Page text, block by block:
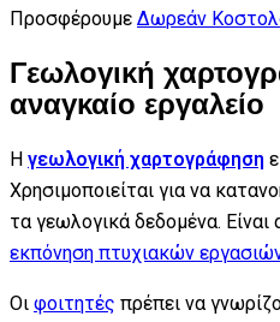
Προσφέρουμε Δωρεάν
Γεωλογική
αναγκαίο εργαλείο
Η γεωλογική χαρτογράφηση
Χρησιμοποιείται για να
τα γεωλογικά δεδομένα. Είναι
εκπόνηση πτυχιακών
Οι φοιτητές πρέπει να